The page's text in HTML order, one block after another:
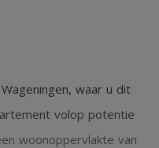
waar u dit
volop potentie
woonoppervlakte van